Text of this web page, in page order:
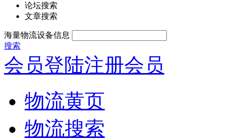
论坛搜索
文章搜索
海量物流设备信息
搜索
会员登陆注册会员
物流黄页
物流搜索